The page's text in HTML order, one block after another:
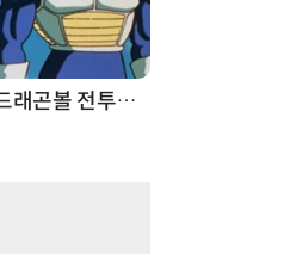
“입으면 전투력 상승?” 드래곤볼 전투복 닮은 중량조끼